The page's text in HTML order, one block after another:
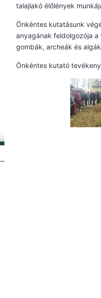
talajlakó élőlények
Önkéntes kutatásunk
anyagának feldolgozója a
gombák, archeák és
Önkéntes kutató